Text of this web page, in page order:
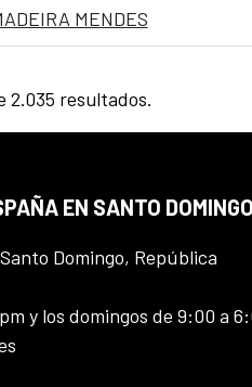
MENDES
2.035 resultados.
EN SANTO DOMINGO
Domingo, República
y los domingos de 9:00 a